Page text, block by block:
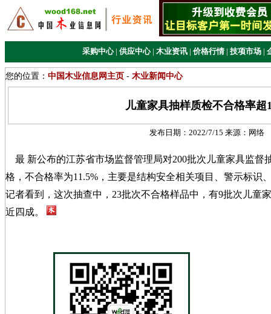
采购中心 | 供应中心 | 木业资讯 | 价格行情 | 技项市场 |
您的位置： 中国木业信息网主页 - 木业新闻中心
儿童家具抽样质检不合格率超
发布日期：2022/7/15 来源： 网络
最 新公布的江苏省市场监督管理局对200批次儿童家具监督
格，不合格率为11.5%，主要是结构安全相关项目、警示标识
记者看到，这次抽查中，23批次不合格样品中，有9批次儿童
近四成。